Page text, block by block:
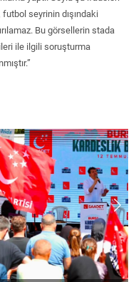
seyrinin dışındaki
Bu görsellerin stada
ile ilgili soruşturma